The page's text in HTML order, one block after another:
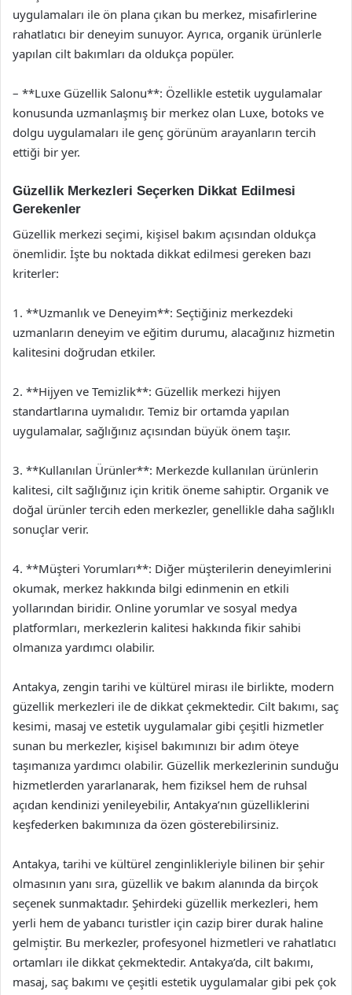
uygulamaları ile ön plana çıkan bu merkez, misafirlerine
rahatlatıcı bir deneyim sunuyor. Ayrıca, organik ürünlerle
yapılan cilt bakımları da oldukça popüler.
– **Luxe Güzellik Salonu**: Özellikle estetik uygulamalar
konusunda uzmanlaşmış bir merkez olan Luxe, botoks ve
dolgu uygulamaları ile genç görünüm arayanların tercih
ettiği bir yer.
Güzellik Merkezleri Seçerken Dikkat Edilmesi
Gerekenler
Güzellik merkezi seçimi, kişisel bakım açısından oldukça
önemlidir. İşte bu noktada dikkat edilmesi gereken bazı
kriterler:
1. **Uzmanlık ve Deneyim**: Seçtiğiniz merkezdeki
uzmanların deneyim ve eğitim durumu, alacağınız hizmetin
kalitesini doğrudan etkiler.
2. **Hijyen ve Temizlik**: Güzellik merkezi hijyen
standartlarına uymalıdır. Temiz bir ortamda yapılan
uygulamalar, sağlığınız açısından büyük önem taşır.
3. **Kullanılan Ürünler**: Merkezde kullanılan ürünlerin
kalitesi, cilt sağlığınız için kritik öneme sahiptir. Organik ve
doğal ürünler tercih eden merkezler, genellikle daha sağlıklı
sonuçlar verir.
4. **Müşteri Yorumları**: Diğer müşterilerin deneyimlerini
okumak, merkez hakkında bilgi edinmenin en etkili
yollarından biridir. Online yorumlar ve sosyal medya
platformları, merkezlerin kalitesi hakkında fikir sahibi
olmanıza yardımcı olabilir.
Antakya, zengin tarihi ve kültürel mirası ile birlikte, modern
güzellik merkezleri ile de dikkat çekmektedir. Cilt bakımı, saç
kesimi, masaj ve estetik uygulamalar gibi çeşitli hizmetler
sunan bu merkezler, kişisel bakımınızı bir adım öteye
taşımanıza yardımcı olabilir. Güzellik merkezlerinin sunduğu
hizmetlerden yararlanarak, hem fiziksel hem de ruhsal
açıdan kendinizi yenileyebilir, Antakya’nın güzelliklerini
keşfederken bakımınıza da özen gösterebilirsiniz.
Antakya, tarihi ve kültürel zenginlikleriyle bilinen bir şehir
olmasının yanı sıra, güzellik ve bakım alanında da birçok
seçenek sunmaktadır. Şehirdeki güzellik merkezleri, hem
yerli hem de yabancı turistler için cazip birer durak haline
gelmiştir. Bu merkezler, profesyonel hizmetleri ve rahatlatıcı
ortamları ile dikkat çekmektedir. Antakya’da, cilt bakımı,
masaj, saç bakımı ve çeşitli estetik uygulamalar gibi pek çok